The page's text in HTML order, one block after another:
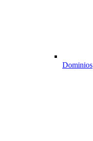
Dominios